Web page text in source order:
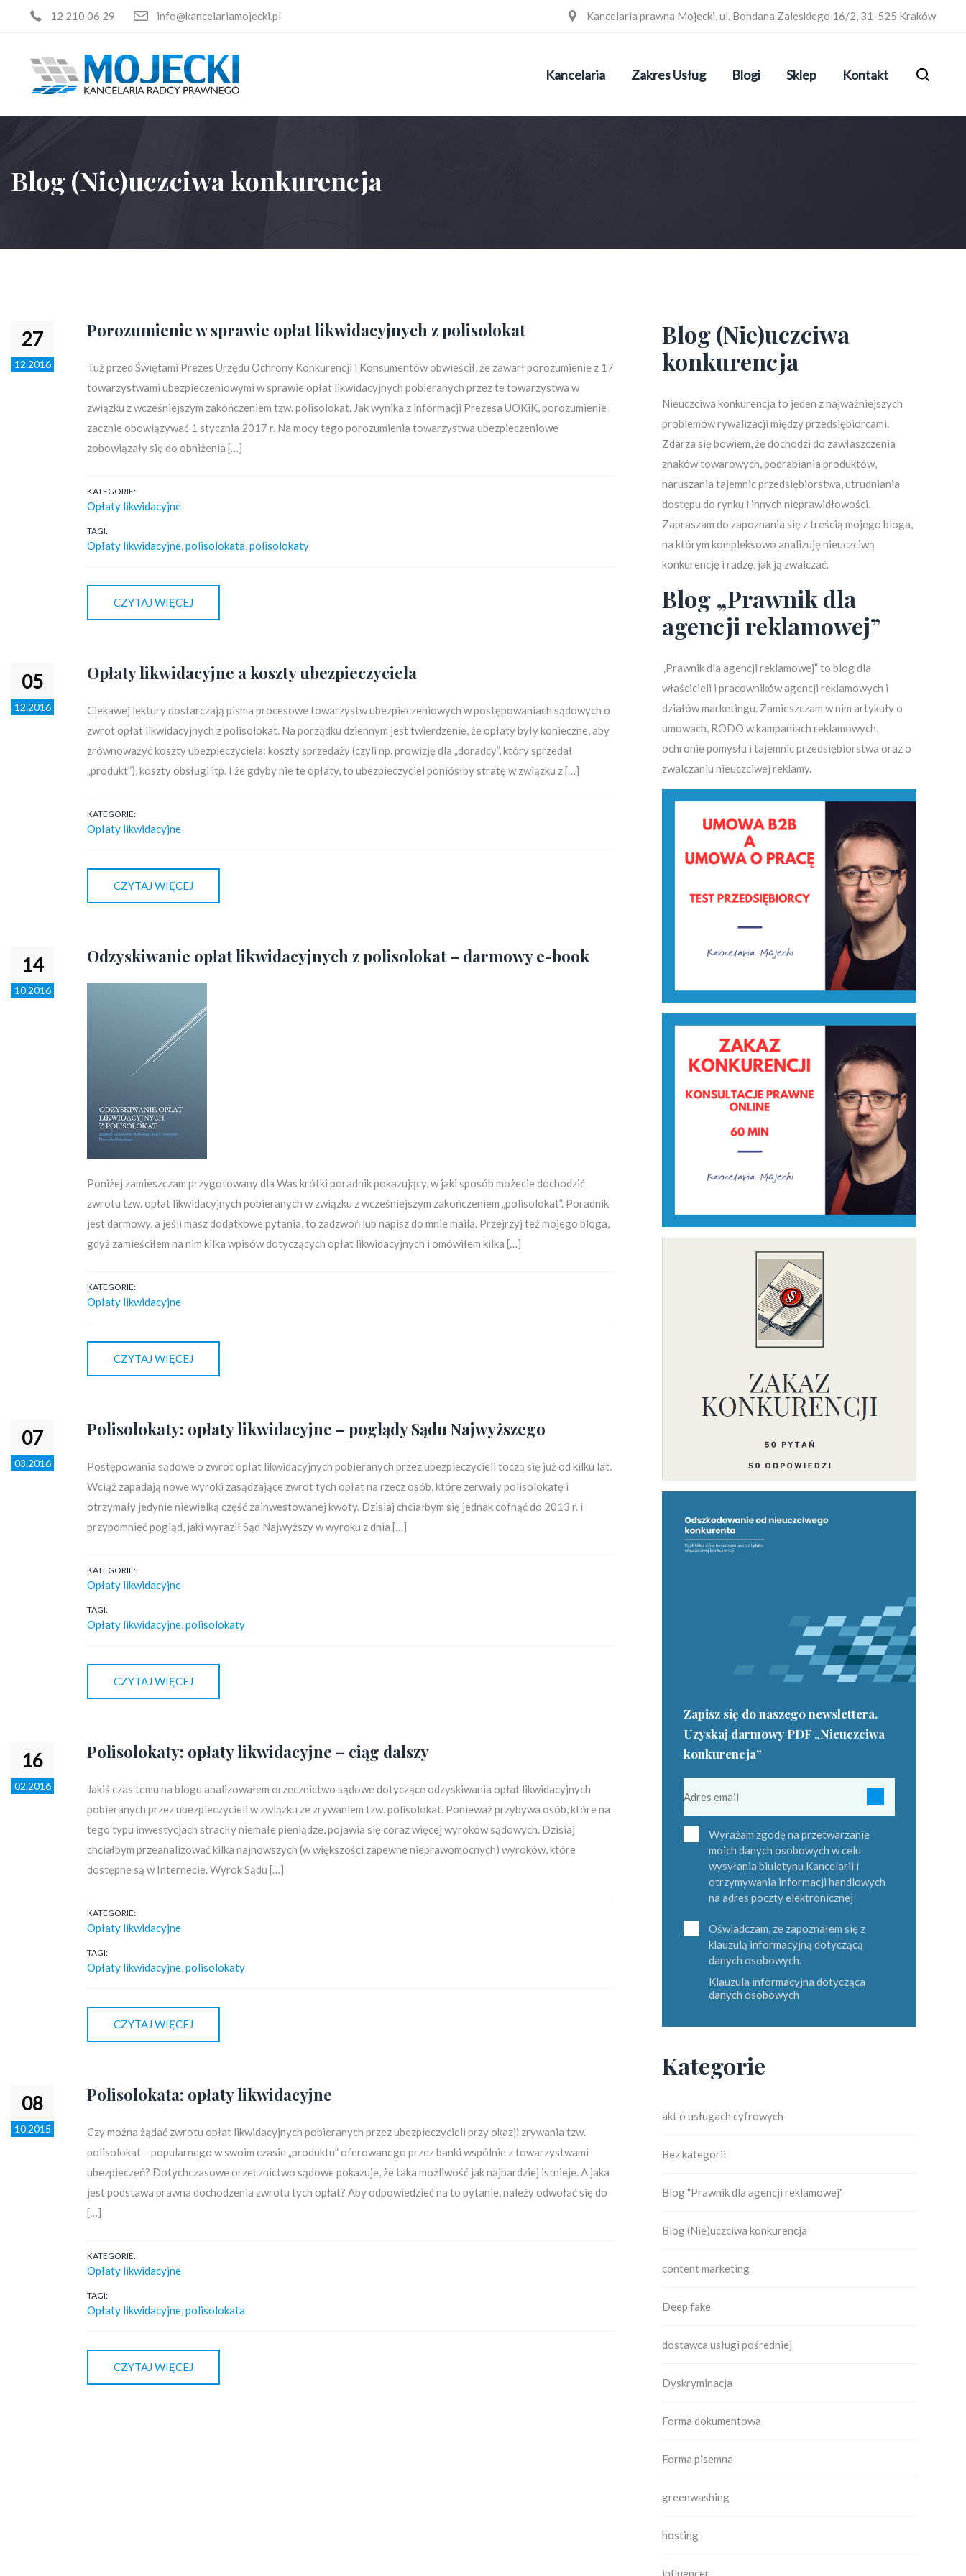
12 210 06 29 info@kancelariamojecki.pl Kancelaria prawna Mojecki, ul. Bohdana Zaleskiego 16/2, 31-525 Kraków
Kancelaria Zakres Usług Blogi Sklep Kontakt
Blog (Nie)uczciwa konkurencja
27
12.2016
Porozumienie w sprawie opłat likwidacyjnych z polisolokat
Tuż przed Świętami Prezes Urzędu Ochrony Konkurencji i Konsumentów obwieścił, że zawarł porozumienie z 17
towarzystwami ubezpieczeniowymi w sprawie opłat likwidacyjnych pobieranych przez te towarzystwa w
związku z wcześniejszym zakończeniem tzw. polisolokat. Jak wynika z informacji Prezesa UOKiK, porozumienie
zacznie obowiązywać 1 stycznia 2017 r. Na mocy tego porozumienia towarzystwa ubezpieczeniowe
zobowiązały się do obniżenia […]
KATEGORIE:
Opłaty likwidacyjne
TAGI:
Opłaty likwidacyjne,polisolokata,polisolokaty
CZYTAJ WIĘCEJ
05
12.2016
Opłaty likwidacyjne a koszty ubezpieczyciela
Ciekawej lektury dostarczają pisma procesowe towarzystw ubezpieczeniowych w postępowaniach sądowych o
zwrot opłat likwidacyjnych z polisolokat. Na porządku dziennym jest twierdzenie, że opłaty były konieczne, aby
zrównoważyć koszty ubezpieczyciela: koszty sprzedaży (czyli np. prowizję dla „doradcy”, który sprzedał
„produkt”), koszty obsługi itp. I że gdyby nie te opłaty, to ubezpieczyciel poniósłby stratę w związku z […]
KATEGORIE:
Opłaty likwidacyjne
CZYTAJ WIĘCEJ
14
10.2016
Odzyskiwanie opłat likwidacyjnych z polisolokat – darmowy e-book
Poniżej zamieszczam przygotowany dla Was krótki poradnik pokazujący, w jaki sposób możecie dochodzić
zwrotu tzw. opłat likwidacyjnych pobieranych w związku z wcześniejszym zakończeniem „polisolokat”. Poradnik
jest darmowy, a jeśli masz dodatkowe pytania, to zadzwoń lub napisz do mnie maila. Przejrzyj też mojego bloga,
gdyż zamieściłem na nim kilka wpisów dotyczących opłat likwidacyjnych i omówiłem kilka […]
KATEGORIE:
Opłaty likwidacyjne
CZYTAJ WIĘCEJ
07
03.2016
Polisolokaty: opłaty likwidacyjne – poglądy Sądu Najwyższego
Postępowania sądowe o zwrot opłat likwidacyjnych pobieranych przez ubezpieczycieli toczą się już od kilku lat.
Wciąż zapadają nowe wyroki zasądzające zwrot tych opłat na rzecz osób, które zerwały polisolokatę i
otrzymały jedynie niewielką część zainwestowanej kwoty. Dzisiaj chciałbym się jednak cofnąć do 2013 r. i
przypomnieć pogląd, jaki wyraził Sąd Najwyższy w wyroku z dnia […]
KATEGORIE:
Opłaty likwidacyjne
TAGI:
Opłaty likwidacyjne,polisolokaty
CZYTAJ WIĘCEJ
16
02.2016
Polisolokaty: opłaty likwidacyjne – ciąg dalszy
Jakiś czas temu na blogu analizowałem orzecznictwo sądowe dotyczące odzyskiwania opłat likwidacyjnych
pobieranych przez ubezpieczycieli w związku ze zrywaniem tzw. polisolokat. Ponieważ przybywa osób, które na
tego typu inwestycjach straciły niemałe pieniądze, pojawia się coraz więcej wyroków sądowych. Dzisiaj
chciałbym przeanalizować kilka najnowszych (w większości zapewne nieprawomocnych) wyroków, które
dostępne są w Internecie. Wyrok Sądu […]
KATEGORIE:
Opłaty likwidacyjne
TAGI:
Opłaty likwidacyjne,polisolokaty
CZYTAJ WIĘCEJ
08
10.2015
Polisolokata: opłaty likwidacyjne
Czy można żądać zwrotu opłat likwidacyjnych pobieranych przez ubezpieczycieli przy okazji zrywania tzw.
polisolokat – popularnego w swoim czasie „produktu” oferowanego przez banki wspólnie z towarzystwami
ubezpieczeń? Dotychczasowe orzecznictwo sądowe pokazuje, że taka możliwość jak najbardziej istnieje. A jaka
jest podstawa prawna dochodzenia zwrotu tych opłat? Aby odpowiedzieć na to pytanie, należy odwołać się do
[…]
KATEGORIE:
Opłaty likwidacyjne
TAGI:
Opłaty likwidacyjne,polisolokata
CZYTAJ WIĘCEJ
Blog (Nie)uczciwa
konkurencja
Nieuczciwa konkurencja to jeden z najważniejszych
problemów rywalizacji między przedsiębiorcami.
Zdarza się bowiem, że dochodzi do zawłaszczenia
znaków towarowych, podrabiania produktów,
naruszania tajemnic przedsiębiorstwa, utrudniania
dostępu do rynku i innych nieprawidłowości.
Zapraszam do zapoznania się z treścią mojego bloga,
na którym kompleksowo analizuję nieuczciwą
konkurencję i radzę, jak ją zwalczać.
Blog „Prawnik dla
agencji reklamowej”
„Prawnik dla agencji reklamowej” to blog dla
właścicieli i pracowników agencji reklamowych i
działów marketingu. Zamieszczam w nim artykuły o
umowach, RODO w kampaniach reklamowych,
ochronie pomysłu i tajemnic przedsiębiorstwa oraz o
zwalczaniu nieuczciwej reklamy.
Zapisz się do naszego newslettera.
Uzyskaj darmowy PDF „Nieuczciwa
konkurencja”
Wyrażam zgodę na przetwarzanie
moich danych osobowych w celu
wysyłania biuletynu Kancelarii i
otrzymywania informacji handlowych
na adres poczty elektronicznej
Oświadczam, ze zapoznałem się z
klauzulą informacyjną dotyczącą
danych osobowych.
Klauzula informacyjna dotycząca
danych osobowych
Kategorie
akt o usługach cyfrowych
Bez kategorii
Blog "Prawnik dla agencji reklamowej"
Blog (Nie)uczciwa konkurencja
content marketing
Deep fake
dostawca usługi pośredniej
Dyskryminacja
Forma dokumentowa
Forma pisemna
greenwashing
hosting
influencer